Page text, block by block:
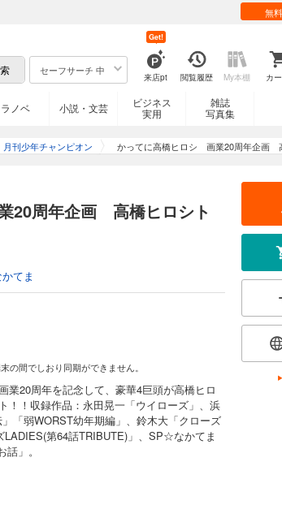
無
セーフサーチ 中
来店pt
Get!
閲覧履歴 My本棚 カ
ラノベ 小説・文芸
ビジネス
実用
雑誌
写真集
月刊少年チャンピオン
かってに高橋ヒロシ 画業20周年企画
20周年企画 高橋ヒロシト
てま
の間でしおり同期ができません。
業20周年を記念して、豪華4巨頭が高橋ヒロ
！！収録作品：永田晃一「ウイローズ」、浜
「弱WORST幼年期編」、鈴木大「クローズ
第64話TRIBUTE)」、SP☆なかてま
」。